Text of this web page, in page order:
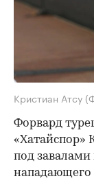
Кристиан Атсу
Форвард
«Хатайспор»
под
нападающего